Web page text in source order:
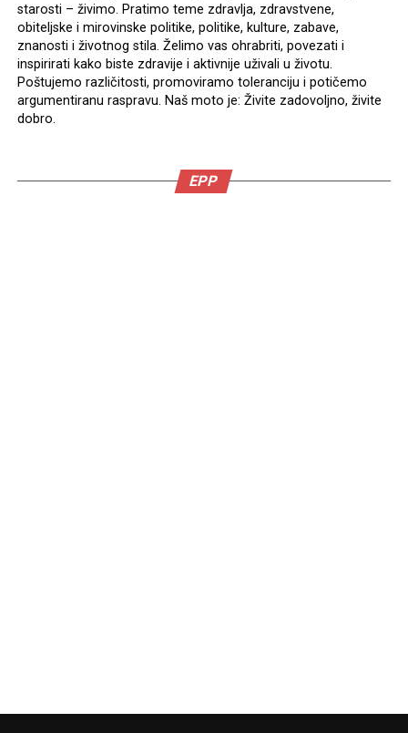
starosti – živimo. Pratimo teme zdravlja, zdravstvene,
obiteljske i mirovinske politike, politike, kulture, zabave,
znanosti i životnog stila. Želimo vas ohrabriti, povezati i
inspirirati kako biste zdravije i aktivnije uživali u životu.
Poštujemo različitosti, promoviramo toleranciju i potičemo
argumentiranu raspravu. Naš moto je: Živite zadovoljno, živite
dobro.
EPP